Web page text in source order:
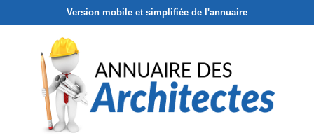
Version mobile et simplifiée de l'annuaire